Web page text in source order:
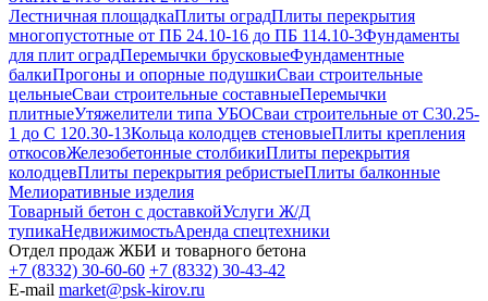
Лестничная площадкаПлиты оградПлиты перекрытия
многопустотные от ПБ 24.10-16 до ПБ 114.10-3Фундаменты
для плит оградПеремычки брусковыеФундаментные
балкиПрогоны и опорные подушкиСваи строительные
цельныеСваи строительные составныеПеремычки
плитныеУтяжелители типа УБОСваи строительные от С30.25-
1 до С 120.30-13Кольца колодцев стеновыеПлиты крепления
откосовЖелезобетонные столбикиПлиты перекрытия
колодцевПлиты перекрытия ребристыеПлиты балконные
Мелиоративные изделия
Товарный бетон с доставкойУслуги Ж/Д
тупикаНедвижимостьАренда спецтехники
Отдел продаж ЖБИ и товарного бетона
+7 (8332) 30-60-60 +7 (8332) 30-43-42
E-mail market@psk-kirov.ru